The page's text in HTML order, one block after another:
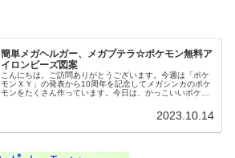
簡単メガヘルガー、メガプテラ☆ポケモン無料ア
イロンビーズ図案
こんにちは。ご訪問ありがとうございます。今週は「ポケ
モンＸＹ」の発表から10周年を記念してメガシンカのポケ
モンをたくさん作っています。今日は、かっこいいポケモ
2023.10.14